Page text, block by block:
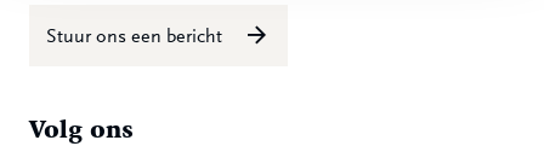
Stuur ons een bericht
Volg ons